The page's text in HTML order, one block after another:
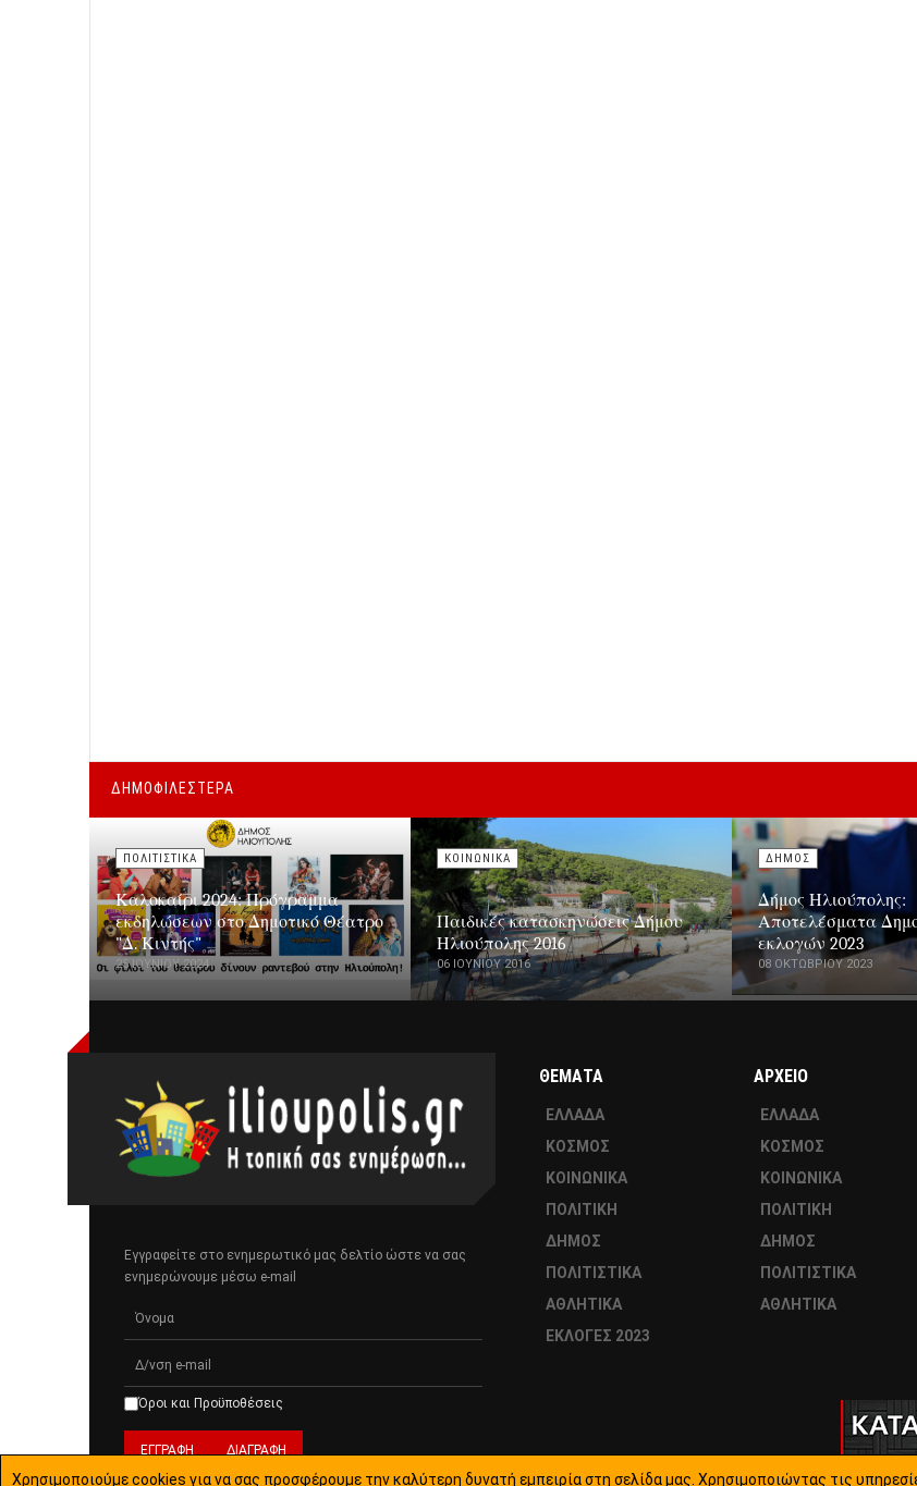
ΔΗΜΟΦΙΛΕΣΤΕΡΑ
ΠΟΛΙΤΙΣΤΙΚΑ
Καλοκαίρι 2024: Πρόγραμμα
εκδηλώσεων στο Δημοτικό Θέατρο
"Δ. Κιντής"
25 ΙΟΥΝΊΟΥ 2024
ΚΟΙΝΩΝΙΚΑ
Παιδικές κατασκηνώσεις Δήμου
Ηλιούπολης 2016
06 ΙΟΥΝΊΟΥ 2016
ΔΗΜΟΣ
Δήμος Ηλιούπολης:
Αποτελέσματα
εκλογών 2023
08 ΟΚΤΩΒΡΊΟΥ 2023
Εγγραφείτε στο ενημερωτικό μας δελτίο ώστε να σας
ενημερώνουμε μέσω e-mail
Όροι και Προϋποθέσεις
ΘΕΜΑΤΑ
ΕΛΛΑΔΑ
ΚΟΣΜΟΣ
ΚΟΙΝΩΝΙΚΑ
ΠΟΛΙΤΙΚΗ
ΔΗΜΟΣ
ΠΟΛΙΤΙΣΤΙΚΑ
ΑΘΛΗΤΙΚΑ
ΕΚΛΟΓΕΣ 2023
ΑΡΧΕΙΟ
ΕΛΛΑΔΑ
ΚΟΣΜΟΣ
ΚΟΙΝΩΝΙΚΑ
ΠΟΛΙΤΙΚΗ
ΔΗΜΟΣ
ΠΟΛΙΤΙΣΤΙΚΑ
ΑΘΛΗΤΙΚΑ
Χρησιμοποιούμε cookies για να σας προσφέρουμε την καλύτερη δυνατή εμπειρία στη σελίδα μας. Χρησιμοποιώντας τις